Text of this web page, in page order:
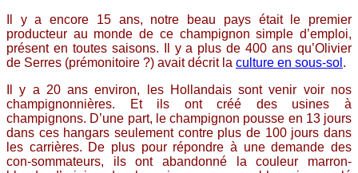
Il y a encore 15 ans, notre beau pays était le premier
producteur au monde de ce champignon simple d’emploi,
présent en toutes saisons. Il y a plus de 400 ans qu’Olivier
de Serres (prémonitoire ?) avait décrit la culture en sous-sol .
Il y a 20 ans environ, les Hollandais sont venir voir nos
champignonnières. Et ils ont créé des usines à
champignons. D’une part, le champignon pousse en 13 jours
dans ces hangars seulement contre plus de 100 jours dans
les carrières. De plus pour répondre à une demande des
con-sommateurs, ils ont abandonné la couleur marron-